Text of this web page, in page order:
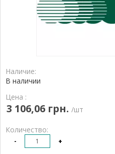
Наличие:
В наличии
Цена :
3 106,06 грн. /шт
Количество:
- +